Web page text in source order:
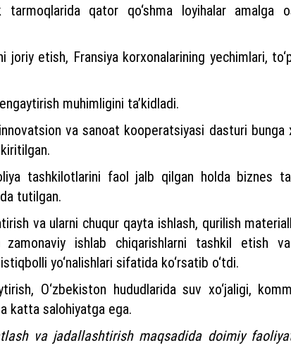
qator qo‘shma loyihalar amalga
etish, Fransiya korxonalarining yechimlari,
muhimligini ta’kidladi.
va sanoat kooperatsiyasi dasturi
tashkilotlarini faol jalb qilgan holda biznes
tutilgan.
va ularni chuqur qayta ishlash, qurilish
ishlab chiqarishlarni tashkil etish
yo‘nalishlari sifatida ko‘rsatib o‘tdi.
O‘zbekiston hududlarida suv xo‘jaligi,
katta salohiyatga ega.
va jadallashtirish maqsadida doimiy